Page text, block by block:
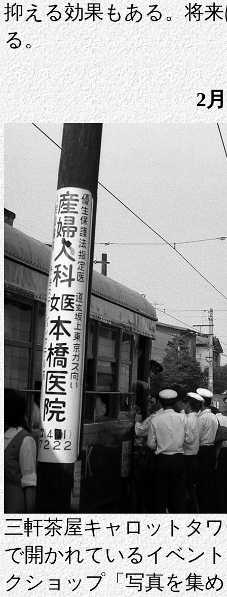
抑える効果もある。将
る。
2
三軒茶屋キャロットタ
で開かれているイベン
クショップ「写真を集